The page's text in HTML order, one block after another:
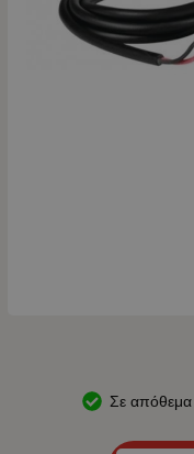
Σε απόθεμα